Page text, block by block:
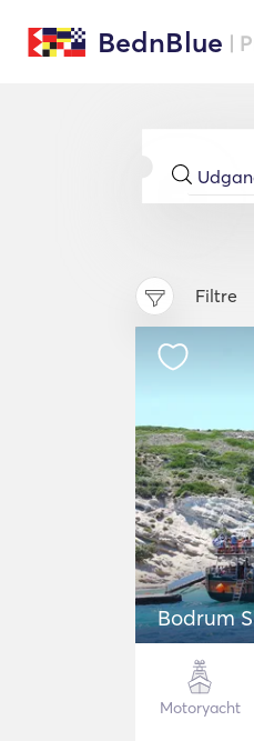
BednBlue |
Filtre
Bodrum
Motoryacht